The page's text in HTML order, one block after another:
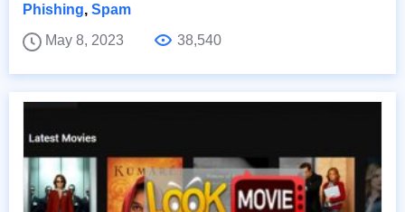
Phishing, Spam
May 8, 2023
38,540